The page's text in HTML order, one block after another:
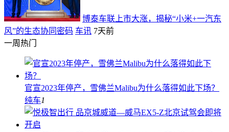
博泰车联上市大涨，揭秘“小米+一汽东
风”的生态协同密码 车讯 7天前
一周热门
官宣2023年停产，雪佛兰Malibu为什么落得如此下场？
纯车1